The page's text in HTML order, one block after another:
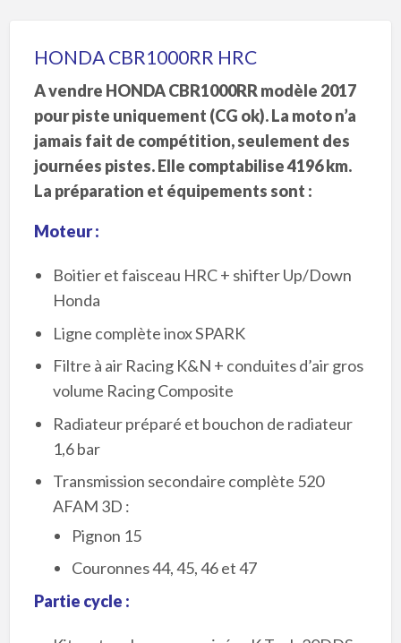
HONDA CBR1000RR HRC
A vendre HONDA CBR1000RR modèle 2017
pour piste uniquement (CG ok). La moto n’a
jamais fait de compétition, seulement des
journées pistes. Elle comptabilise 4196 km.
La préparation et équipements sont :
Moteur :
Boitier et faisceau HRC + shifter Up/Down
Honda
Ligne complète inox SPARK
Filtre à air Racing K&N + conduites d’air gros
volume Racing Composite
Radiateur préparé et bouchon de radiateur
1,6 bar
Transmission secondaire complète 520
AFAM 3D :
Pignon 15
Couronnes 44, 45, 46 et 47
Partie cycle :